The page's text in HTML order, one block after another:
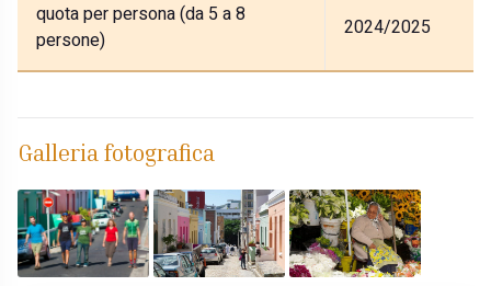
quota per persona (da 5 a 8
persone)
2024/2025
Galleria fotografica